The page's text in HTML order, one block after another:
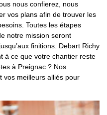
nous confierez, nous
vos plans afin de trouver les
Toutes les étapes
notre mission seront
finitions. Debart Richy
à ce que votre chantier reste
à Preignac ? Nos
vos meilleurs alliés pour